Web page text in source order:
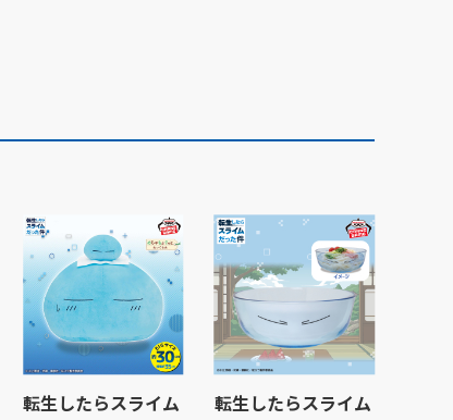
転生したらスライム
転生したらスライム